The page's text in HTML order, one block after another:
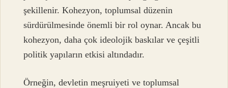
şekillenir. Kohezyon, toplumsal düzenin
sürdürülmesinde önemli bir rol oynar. Ancak bu
kohezyon, daha çok ideolojik baskılar ve çeşitli
politik yapıların etkisi altındadır.
Örneğin, devletin meşruiyeti ve toplumsal